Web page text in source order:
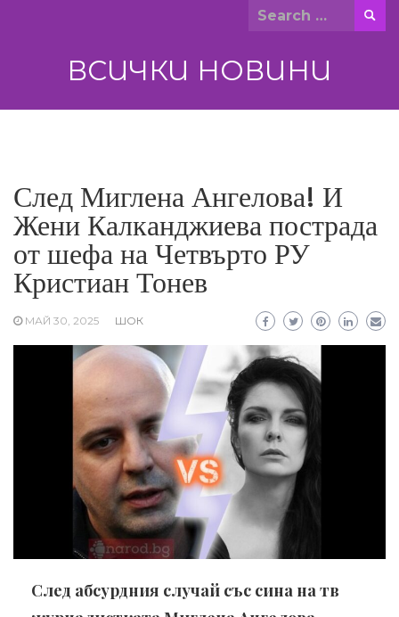
Search
ВСИЧКИ НОВИНИ
След Миглена Ангелова! И
Жени Калканджиева пострада
от шефа на Четвърто РУ
Кристиан Тонев
МАЙ 30, 2025 ШОК
След абсурдния случай със сина на тв